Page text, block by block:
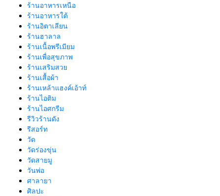
ร้านอาหารเหนือ
ร้านอาหารใต้
ร้านอิตาเลียน
ร้านฮาลาล
ร้านเนื้อพรีเมียม
ร้านเพื่อสุขภาพ
ร้านเสริมสวย
ร้านเสื้อผ้า
ร้านเหล้าแฮงค์เอ้าท์
ร้านไอติม
ร้านไอศกรีม
รีวิวร้านดัง
รีสอร์ท
วัด
วัดร่องขุ่น
วัดสายมู
วันพ่อ
ศาลายา
ศิลปะ